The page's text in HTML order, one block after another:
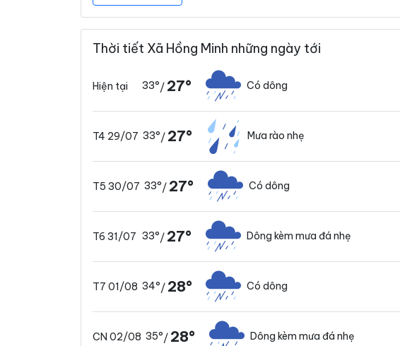
Thời tiết Xã Hồng Minh những ngày tới
Hiện tại 33°/ 27° Có dông
T4 29/07 33°/ 27° Mưa rào nhẹ
T5 30/07 33°/ 27° Có dông
T6 31/07 33°/ 27° Dông kèm mưa đá nhẹ
T7 01/08 34°/ 28° Có dông
CN 02/08 35°/ 28° Dông kèm mưa đá nhẹ